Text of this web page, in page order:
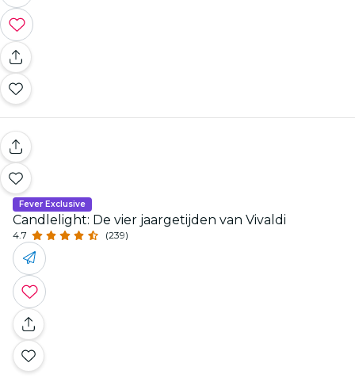
Fever Exclusive
Candlelight: De vier jaargetijden van Vivaldi
4.7 (239)